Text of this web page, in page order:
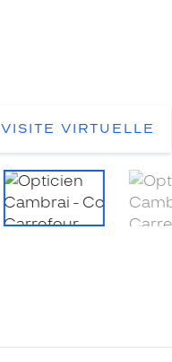
VISITE VIRTUELLE